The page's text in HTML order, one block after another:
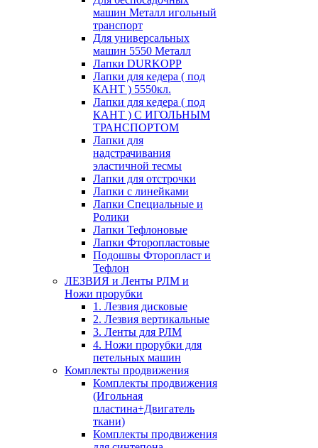
машин Металл игольный
транспорт
Для универсальных
машин 5550 Металл
Лапки DURKOPP
Лапки для кедера ( под
КАНТ ) 5550кл.
Лапки для кедера ( под
КАНТ ) С ИГОЛЬНЫМ
ТРАНСПОРТОМ
Лапки для
надстрачивания
эластичной тесмы
Лапки для отстрочки
Лапки с линейками
Лапки Специальные и
Ролики
Лапки Тефлоновые
Лапки Фторопластовые
Подошвы Фторопласт и
Тефлон
ЛЕЗВИЯ и Ленты РЛМ и
Ножи прорубки
1. Лезвия дисковые
2. Лезвия вертикальные
3. Ленты для РЛМ
4. Ножи прорубки для
петельных машин
Комплекты продвижения
Комплекты продвижения
(Игольная
пластина+Двигатель
ткани)
Комплекты продвижения